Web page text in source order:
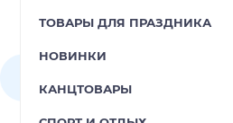
ТОВАРЫ ДЛЯ ПРАЗДНИКА
НОВИНКИ
КАНЦТОВАРЫ